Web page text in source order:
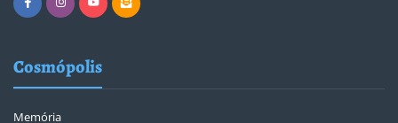
Cosmópolis
Memória